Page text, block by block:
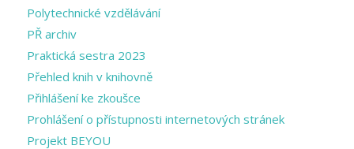
Polytechnické vzdělávání
PŘ archiv
Praktická sestra 2023
Přehled knih v knihovně
Přihlášení ke zkoušce
Prohlášení o přístupnosti internetových stránek
Projekt BEYOU